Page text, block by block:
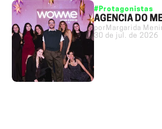
#Protagonistas
AGÊNCIA DO
por Margarida
30 de jul. de 2026